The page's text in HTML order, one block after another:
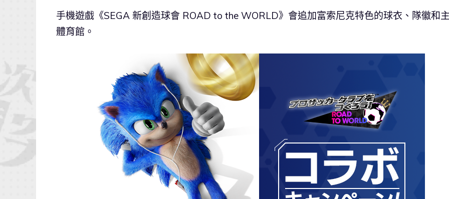
手機遊戲《SEGA 新創造球會 ROAD to the WORLD》會追加富索尼克特色的球衣、隊徽和
體育館。